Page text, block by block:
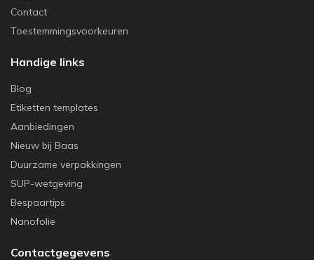
Contact
Toestemmingsvoorkeuren
Handige links
Blog
Etiketten templates
Aanbiedingen
Nieuw bij Baas
Duurzame verpakkingen
SUP-wetgeving
Bespaartips
Nanofolie
Contactgegevens